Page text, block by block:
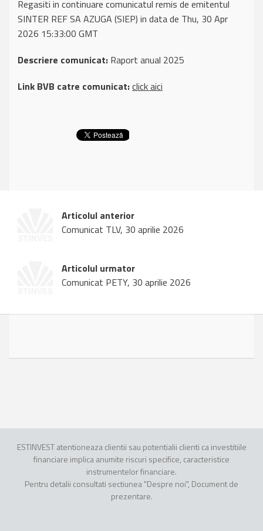
Regasiti in continuare comunicatul remis de emitentul
SINTER REF SA AZUGA (SIEP) in data de Thu, 30 Apr
2026 15:33:00 GMT
Descriere comunicat: Raport anual 2025
Link BVB catre comunicat:click aici
Articolul anterior
Comunicat TLV, 30 aprilie 2026
Articolul urmator
Comunicat PETY, 30 aprilie 2026
ESTINVEST atentioneaza clientii sau potentialii clienti ca investitiile
financiare implica anumite riscuri specifice, caracteristice
instrumentelor financiare.
Pentru detalii consultati sectiunea "Despre noi", Document de
prezentare.